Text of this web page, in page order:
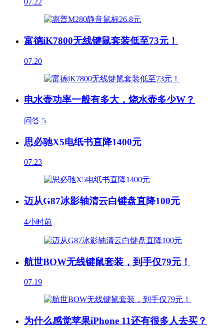
07.22
富德iK7800无线键鼠套装低至73元！
07.20
电水壶功率一般有多大，烧水壶多少W？
问答 5
思必驰X5电纸书直降1400元
07.23
迈从G87冰影轴清云白键盘直降100元
4小时前
航世BOW无线键鼠套装，到手仅79元！
07.19
为什么感觉苹果iPhone 11还有很多人去买？